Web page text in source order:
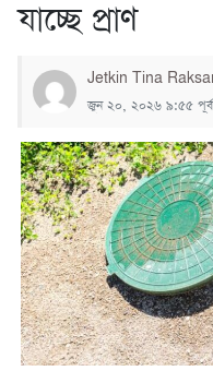
যাচ্ছে প্রাণ
Jetkin Tina
জুন ২০, ২০২৬ ৯:৫৫